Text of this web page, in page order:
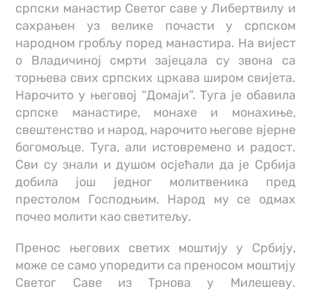
српски манастир Светог саве у Либертвилу и
сахрањен уз велике почасти у српском
народном гробљу поред манастира. На виjест
о Владичиној смрти зајецала су звона са
торњева свих српских цркава широм свиjета.
Нарочито у његовој “Домаји”. Туга је обавила
српске манастире, монахе и монахиње,
свештенство и народ, нарочито његове вjерне
богомољце. Туга, али истовремено и радост.
Сви су знали и душом осjећали да је Србија
добила још једног молитвеника пред
престолом Господњим. Народ му се одмах
почео молити као светитељу.
Пренос његових светих моштију у Србију,
може се само упоредити са преносом моштију
Светог Саве из Трнова у Милешеву.